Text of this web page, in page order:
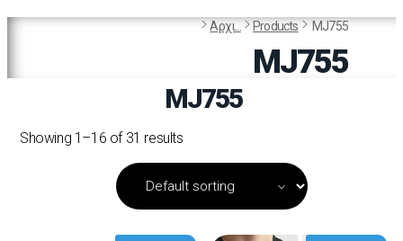
Αρχι... Products MJ755
MJ755
MJ755
Showing 1–16 of 31 results